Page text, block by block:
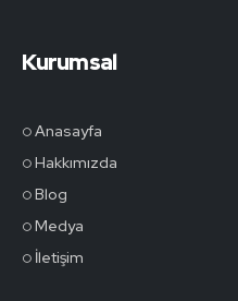
Kurumsal
Anasayfa
Hakkımızda
Blog
Medya
İletişim